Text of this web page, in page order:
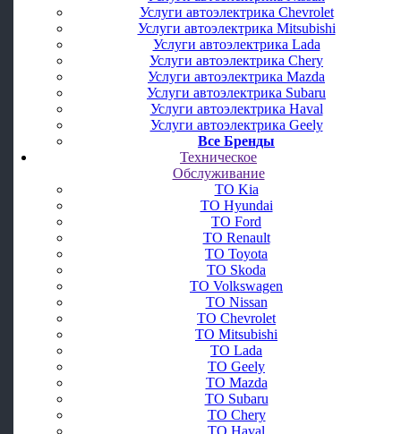
Услуги автоэлектрика Chevrolet
Услуги автоэлектрика Mitsubishi
Услуги автоэлектрика Lada
Услуги автоэлектрика Chery
Услуги автоэлектрика Mazda
Услуги автоэлектрика Subaru
Услуги автоэлектрика Haval
Услуги автоэлектрика Geely
Все Бренды
Техническое
Обслуживание
ТО Kia
ТО Hyundai
ТО Ford
ТО Renault
ТО Toyota
ТО Skoda
ТО Volkswagen
ТО Nissan
ТО Chevrolet
ТО Mitsubishi
ТО Lada
ТО Geely
ТО Mazda
ТО Subaru
ТО Chery
ТО Haval